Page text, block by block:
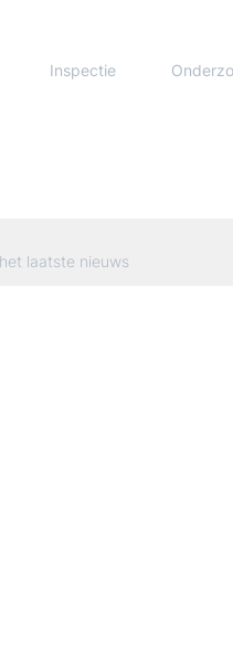
Inspectie
laatste nieuws